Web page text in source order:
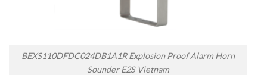
BEXS110DFDC024DB1A1R Explosion Proof Alarm Horn
Sounder E2S Vietnam